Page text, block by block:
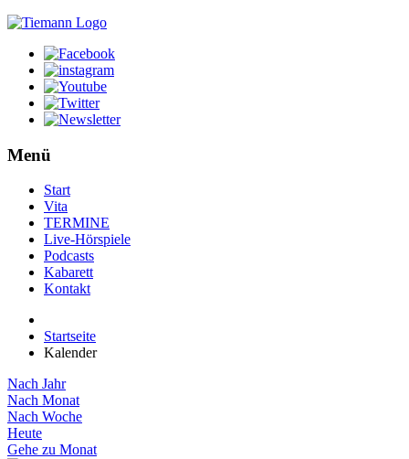
Menü
Start
Vita
TERMINE
Live-Hörspiele
Podcasts
Kabarett
Kontakt
Startseite
Kalender
Nach Jahr
Nach Monat
Nach Woche
Heute
Gehe zu Monat